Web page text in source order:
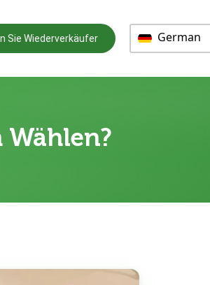
Sie Wiederverkäufer German